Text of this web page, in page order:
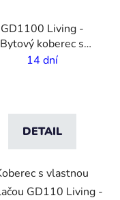
GD1100 Living -
Bytový koberec s
potlačou - 5,5
14 dní
DETAIL
s vlastnou
GD110 Living -